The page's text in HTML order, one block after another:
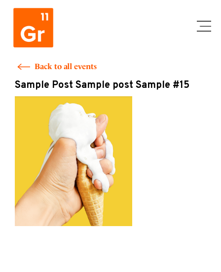
Back to all events
Sample Post Sample post Sample #15